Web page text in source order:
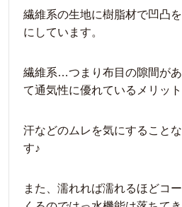
繊維系の生地に樹脂材で凹凸
にしています。
繊維系…つまり布目の隙間が
て通気性に優れているメリット
汗などのムレを気にすること
す♪
また、濡れれば濡れるほどコ